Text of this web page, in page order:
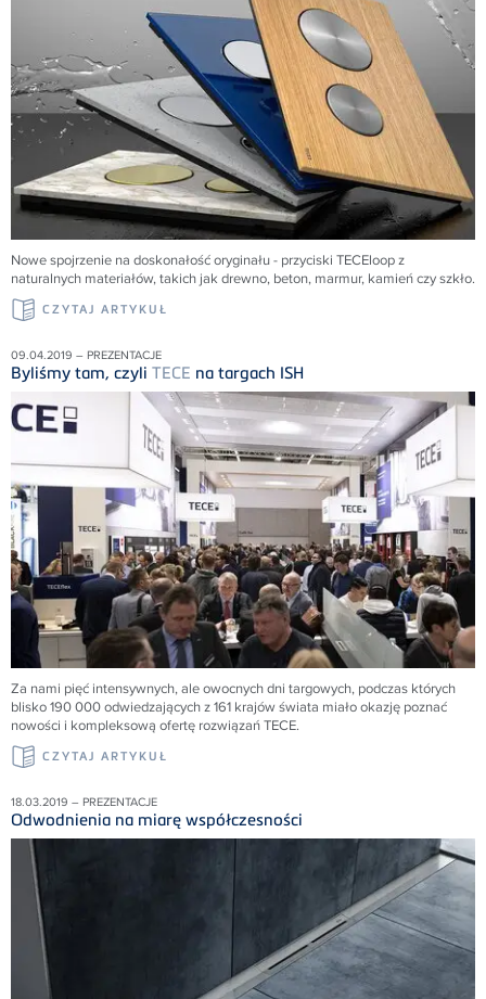
Nowe spojrzenie na doskonałość oryginału - przyciski TECEloop z
naturalnych materiałów, takich jak drewno, beton, marmur, kamień czy szkło.
CZYTAJ ARTYKUŁ
09.04.2019 – PREZENTACJE
Byliśmy tam, czyli TECE na targach ISH
Za nami pięć intensywnych, ale owocnych dni targowych, podczas których
blisko 190 000 odwiedzających z 161 krajów świata miało okazję poznać
nowości i kompleksową ofertę rozwiązańTECE.
CZYTAJ ARTYKUŁ
18.03.2019 – PREZENTACJE
Odwodnienia na miarę współczesności